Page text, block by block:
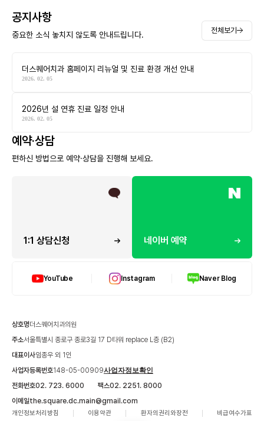
공지사항
중요한 소식 놓치지 않도록 안내드립니다. 전체보기
더스퀘어치과 홈페이지 리뉴얼 및 진료 환경 개선 안내
2026. 02. 05
2026년 설 연휴 진료 일정 안내
2026. 02. 05
예약·상담
편하신 방법으로 예약·상담을 진행해 보세요.
1:1 상담신청 네이버 예약
YouTube Instagram Naver Blog
상호명더스퀘어치과의원
주소서울특별시 종로구 종로3길 17 D타워 replace L층 (B2)
대표이사임종우 외 1인
사업자등록번호148-05-00909사업자정보확인
전화번호02. 723. 6000 팩스02. 2251. 8000
이메일the.square.dc.main@gmail.com
개인정보처리방침 이용약관 환자의권리와장전 비급여수가표